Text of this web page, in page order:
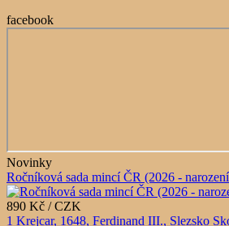
facebook
Novinky
Ročníková sada mincí ČR (2026 -
890 Kč / CZK
1 Krejcar, 1648, Ferdinand III., Slezsko